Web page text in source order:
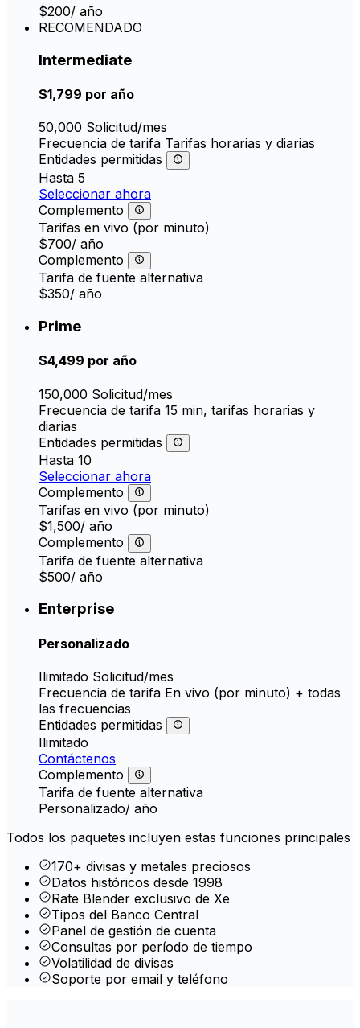
$200/ año
RECOMENDADO
Intermediate
$1,799 por año
50,000 Solicitud/mes
Frecuencia de tarifa Tarifas horarias y diarias
Entidades permitidas
Hasta 5
Seleccionar ahora
Complemento
Tarifas en vivo (por minuto)
$700/ año
Complemento
Tarifa de fuente alternativa
$350/ año
Prime
$4,499 por año
150,000 Solicitud/mes
Frecuencia de tarifa 15 min, tarifas horarias y
diarias
Entidades permitidas
Hasta 10
Seleccionar ahora
Complemento
Tarifas en vivo (por minuto)
$1,500/ año
Complemento
Tarifa de fuente alternativa
$500/ año
Enterprise
Personalizado
Ilimitado Solicitud/mes
Frecuencia de tarifa En vivo (por minuto) + todas
las frecuencias
Entidades permitidas
Ilimitado
Contáctenos
Complemento
Tarifa de fuente alternativa
Personalizado/ año
Todos los paquetes incluyen estas funciones principales
170+ divisas y metales preciosos
Datos históricos desde 1998
Rate Blender exclusivo de Xe
Tipos del Banco Central
Panel de gestión de cuenta
Consultas por período de tiempo
Volatilidad de divisas
Soporte por email y teléfono